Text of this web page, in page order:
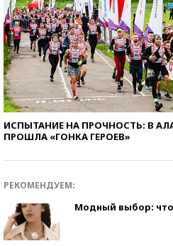
ИСПЫТАНИЕ НА ПРОЧНОСТЬ: В
ПРОШЛА «ГОНКА ГЕРОЕВ»
РЕКОМЕНДУЕМ:
Модный выбор: что